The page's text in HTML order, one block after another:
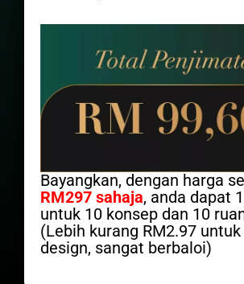
Bayangkan, dengan harga
RM297 sahaja, anda dapat
untuk 10 konsep dan 10
(Lebih kurang RM2.97
design, sangat berbaloi)